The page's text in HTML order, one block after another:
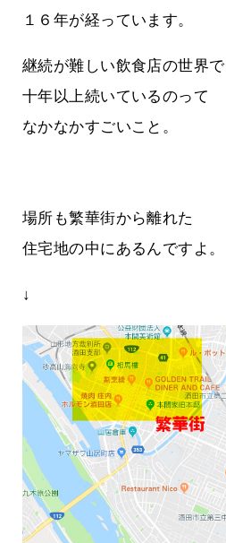
１６年が経っています。
継続が難しい飲食店の世界で
十年以上続いているのって
なかなかすごいこと。
場所も繁華街から離れた
住宅地の中にあるんですよ。
↓